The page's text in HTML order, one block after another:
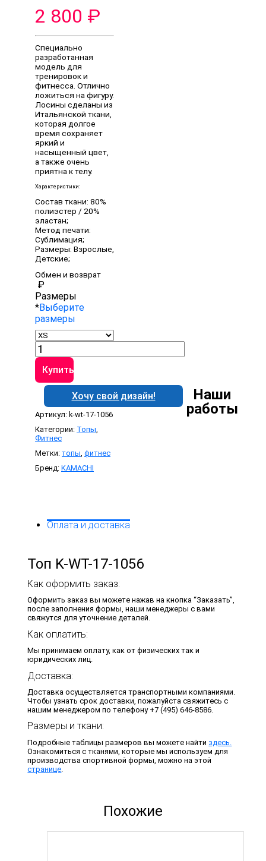
2 800 ₽
Специально
разработанная
модель для
тренировок и
фитнесса. Отлично
ложиться на фигуру.
Лосины сделаны из
Итальянской ткани,
которая долгое
время сохраняет
яркий и
насыщенный цвет,
а также очень
приятна к телу.
Характеристики:
Состав ткани: 80%
полиэстер / 20%
эластан;
Метод печати:
Сублимация;
Размеры: Взрослые,
Детские;
Обмен и возврат
₽
Размеры
*Выберите
размеры
Количество
товара
Топ
K-
WT-
17-
1056
Купить
Хочу свой дизайн!
Артикул: k-wt-17-1056
Категории: Топы
Фитнес
Метки: топы фитнес
Бренд: KAMACHI
Оплата и доставка
Топ K-WT-17-1056
Как оформить заказ:
Оформить заказ вы можете нажав на кнопка “Заказать”,
после заполнения формы, наши менеджеры с вами
свяжутся для уточнение деталей.
Как оплатить:
Мы принимаем оплату, как от физических так и
юридических лиц.
Доставка:
Доставка осуществляется транспортными компаниями.
Чтобы узнать срок доставки, пожалуйста свяжитесь с
нашим менеджером по телефону +7 (495) 646-8586.
Размеры и ткани:
Подробные таблицы размеров вы можете найти здесь.
Ознакомиться с тканями, которые мы используем для
производства спортивной формы, можно на этой
странице
Похожие
Наши
работы